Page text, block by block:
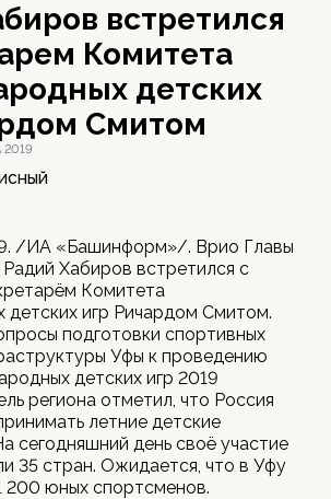
встретился
Комитета
детских
Смитом
2019
/ИА «Башинформ»/. Врио Главы
Хабиров встретился с
Комитета
игр Ричардом Смитом.
подготовки спортивных
Уфы к проведению
детских игр 2019
региона отметил, что Россия
летние детские
сегодняшний день своё участие
35 стран. Ожидается, что в Уфу
200 юных спортсменов.